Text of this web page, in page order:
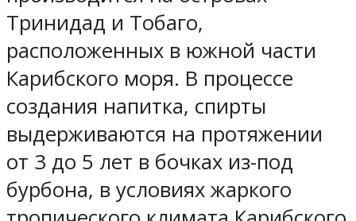
Тринидад и Тобаго,
расположенных в южной части
Карибского моря. В процессе
создания напитка, спирты
выдерживаются на протяжении
от 3 до 5 лет в бочках из-под
бурбона, в условиях жаркого